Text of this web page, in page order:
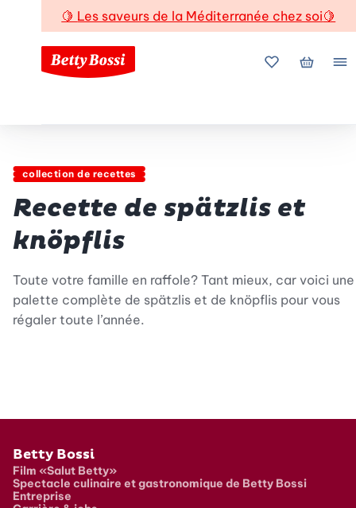
🍋 Les saveurs de la Méditerranée chez soi🍋
Mes favoris
Mon
collection de recettes
Recette de spätzlis et
knöpflis
Toute votre famille en raffole? Tant mieux, car voici une
palette complète de spätzlis et de knöpflis pour vous
régaler toute l’année.
Pied de page
Betty Bossi
Film «Salut Betty»
Spectacle culinaire et gastronomique de Betty Bossi
Entreprise